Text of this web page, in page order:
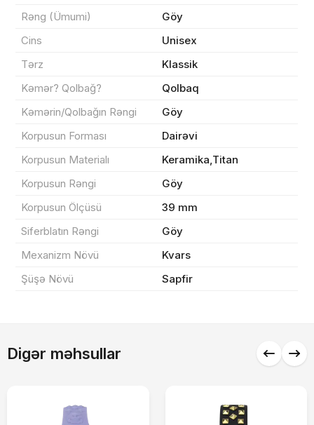
Rəng (Ümumi)
Göy
Cins
Unisex
Tərz
Klassik
Kəmər? Qolbağ?
Qolbaq
Kəmərin/Qolbağın Rəngi
Göy
Korpusun Forması
Dairəvi
Korpusun Materialı
Keramika,Titan
Korpusun Rəngi
Göy
Korpusun Ölçüsü
39 mm
Siferblatın Rəngi
Göy
Mexanizm Növü
Kvars
Şüşə Növü
Sapfir
Digər məhsullar
Sifarişin detalları
Məhsul toplam
Endirim
Yekun məbləğ
Alış-verişə davam et
OK